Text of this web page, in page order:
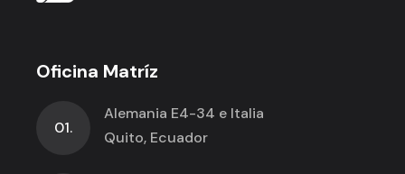
Oficina Matríz
01.
Alemania E4-34 e Italia
Quito, Ecuador